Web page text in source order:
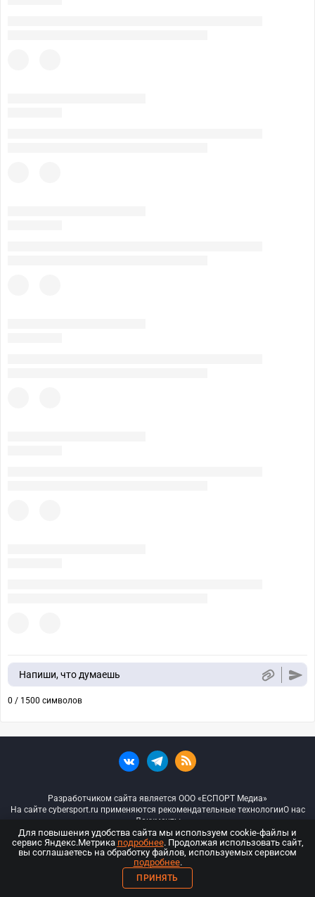
Напиши, что думаешь
0 / 1500 символов
Разработчиком сайта является ООО «ЕСПОРТ Медиа»
На сайте cybersport.ru применяются рекомендательные технологииО нас
Документы
© ООО «Киберспорт.ру» — Все права защищены
18+
ООО «Киберспорт.ру». Свидетельство о регистрации средств массовой
Для повышения удобства сайта мы используем cookie-файлы и
сервис Яндекс.Метрика подробнее. Продолжая использовать сайт,
вы соглашаетесь на обработку файлов, используемых сервисом
подробнее.
ПРИНЯТЬ